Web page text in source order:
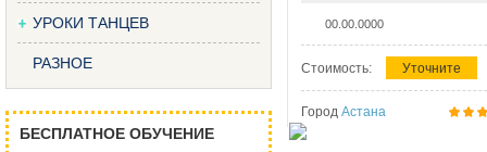
УРОКИ ТАНЦЕВ
РАЗНОЕ
БЕСПЛАТНОЕ ОБУЧЕНИЕ
00.00.0000
Стоимость: Уточните
Город Астана